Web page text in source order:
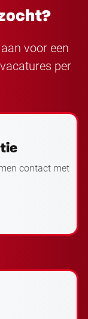
voor een
per
contact met